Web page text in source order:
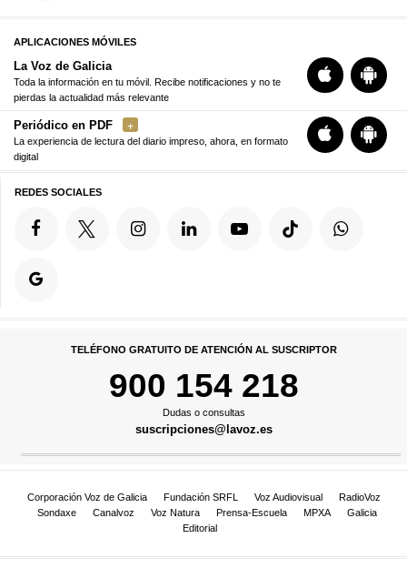
APLICACIONES MÓVILES
La Voz de Galicia
Toda la información en tu móvil. Recibe notificaciones y no te
pierdas la actualidad más relevante
Periódico en PDF
La experiencia de lectura del diario impreso, ahora, en formato
digital
REDES SOCIALES
TELÉFONO GRATUITO DE ATENCIÓN AL SUSCRIPTOR
900 154 218
Dudas o consultas
suscripciones@lavoz.es
Corporación Voz de Galicia Fundación SRFL Voz Audiovisual
RadioVoz
Sondaxe
Canalvoz Voz Natura Prensa-Escuela MPXA
Galicia
Editorial